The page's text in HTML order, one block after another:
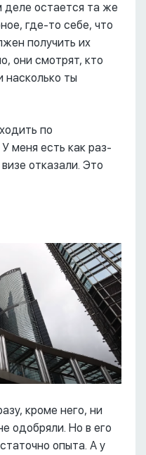
деле остается та же
где-то себе, что
получить их
они смотрят, кто
насколько ты
по
меня есть как раз-
отказали. Это
кроме него, ни
одобряли. Но в его
опыта. А у